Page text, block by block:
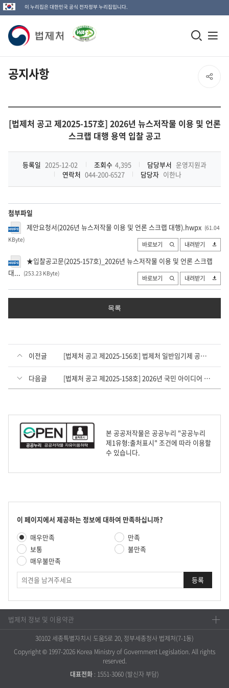
이 누리집은 대한민국 공식 전자정부 누리집입니다.
법
제
처
고
모
기
공지사항 SNS
유
전
체
[법제처 공고 제2025-157호] 2026년 뉴스저작물 이용 및 언론
스크랩 대행 용역 입찰 공고
등록일 2025-12-02 조회수 4,395 담당부서 운영지원과
연락처 044-200-6527 담당자 이한나
첨부파일
제안요청서(2026년 뉴스저작물 이용 및 언론 스크랩 대행).hwpx (61.04
KByte)
바로보기 내려받기
★입찰공고문(2025-157호)_2026년 뉴스저작물 이용 및 언론 스크랩
대... (253.23 KByte)
바로보기 내려받기
목록
이전글 [법제처 공고 제2025-156호] 법제처 일반임기제 공무원 경력경쟁채용시험 서류전형 합격자 및 면접시험 공고
다음글 [법제처 공고 제2025-158호] 2026년 국민 아이디어 공모제 홍보 및 시상식 지원 용역
본 공공저작물은 공공누리 "공공누리
제1유형:출처표시" 조건에 따라 이용할
수 있습니다.
콘
츠
만
족
도
조
사
이 페이지에서 제공하는 정보에 대하여 만족하십니까?
만
족
도
평
가
매우만족
만족
보통
불만족
매우불만족
견
법제처 정보 및 이용약관
30102 세종특별자치시 도움5로 20, 정부세종청사 법제처(7-1동)
Copyright © 1997-2026 Korea Ministry of Government Legislation. All rights
reserved.
대표전화 : 1551-3060 (발신자 부담)